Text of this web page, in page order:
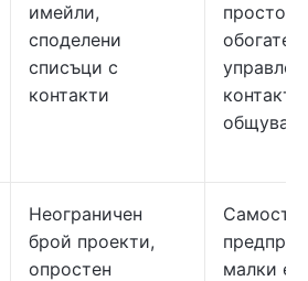
имейли,
споделени
списъци с
контакти
просто и
общуване
Неограничен
брой проекти,
опростен
малки